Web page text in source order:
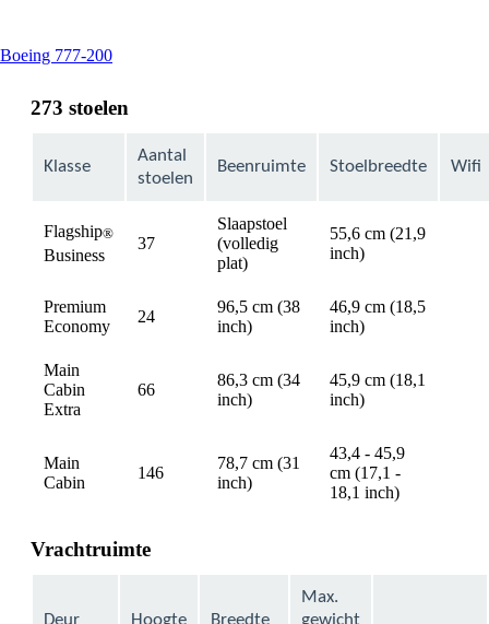
Boeing 777-200This
be
273 stoelen
Klasse
Aantal
stoelen
Beenruimte Stoelbreedte Wifi
Flagship®
Business
37
Slaapstoel
(volledig
plat)
55,6 cm (21,9
inch)
Premium
Economy
24
96,5 cm (38
inch)
46,9 cm (18,5
inch)
Main
Cabin
Extra
66
86,3 cm (34
inch)
45,9 cm (18,1
inch)
Main
Cabin
146
78,7 cm (31
inch)
43,4 - 45,9
cm (17,1 -
18,1 inch)
Vrachtruimte
Max.